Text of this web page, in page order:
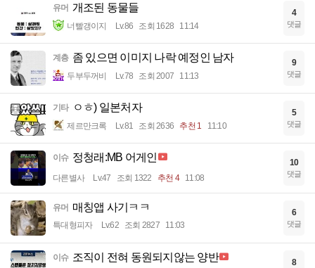
유머 개조된 동물들
너빨갱이지 Lv.86 조회 1628 11:14
4
댓글
계층 좀 있으면 이미지 나락 예정인 남자
두부두꺼비 Lv.78 조회 2007 11:13
9
댓글
기타 ㅇㅎ) 일본처자
제르만크록 Lv.81 조회 2636 추천 1 11:10
5
댓글
이슈 정청래:MB 어게인
다른별사 Lv.47 조회 1322 추천 4 11:08
10
댓글
유머 매칭앱 사기ㅋㅋ
특대형피자 Lv.62 조회 2827 11:03
6
댓글
이슈 조직이 전혀 동원되지않는 양반 8